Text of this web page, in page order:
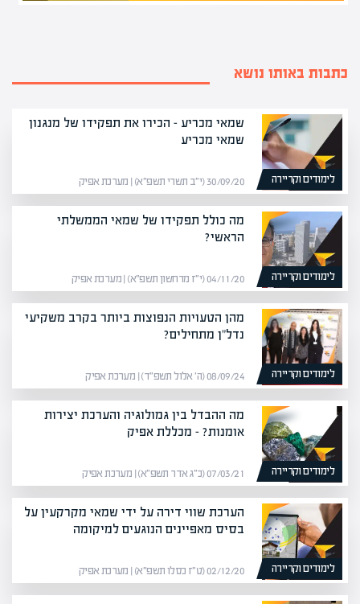
כתבות באותו נושא
לימודים וקריירה
שמאי מכריע – הכירו את תפקידו של מנגנון
שמאי מכריע
30/09/20 (י״ב תשרי תשפ״א) | מערכת אפיק
לימודים וקריירה
מה כולל תפקידו של שמאי הממשלתי
הראשי?
04/11/20 (י״ז מרחשון תשפ״א) | מערכת אפיק
לימודים וקריירה
מהן הטעויות הנפוצות ביותר בקרב משקיעי
נדל"ן מתחילים?
08/09/24 (ה׳ אלול תשפ״ד) | מערכת אפיק
לימודים וקריירה
מה ההבדל בין גמולוגיה והערכת יצירות
אומנות? – מכללת אפיק
07/03/21 (כ״ג אדר תשפ״א) | מערכת אפיק
לימודים וקריירה
הערכת שווי דירה על ידי שמאי מקרקעין על
בסיס מאפיינים הנוגעים למיקומה
02/12/20 (ט״ז כסלו תשפ״א) | מערכת אפיק